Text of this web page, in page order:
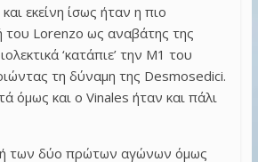
εκείνη ίσως ήταν η πιο
του Lorenzo ως αναβάτης της
‘κατάπιε’ την M1 του
τη δύναμη της Desmosedici.
όμως και ο Vinales ήταν και πάλι
των δύο πρώτων αγώνων όμως